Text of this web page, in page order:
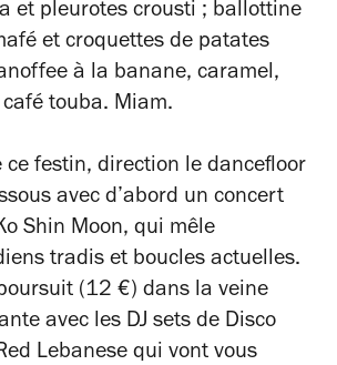
et pleurotes crousti ; ballottine
et croquettes de patates
à la banane, caramel,
touba. Miam.
ce festin, direction le dancefloor
avec d’abord un concert
Shin Moon, qui mêle
tradis et boucles actuelles.
(12 €) dans la veine
avec les DJ sets de Disco
Lebanese qui vont vous